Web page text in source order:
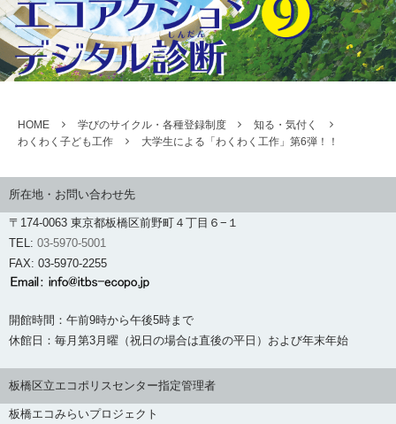
HOME 学びのサイクル・各種登録制度
知る・気付く
わくわく子ども工作
大学生による「わくわく工作」第6弾！！
所在地・お問い合わせ先
〒174-0063 東京都板橋区前野町４丁目６−１
TEL: 03-5970-5001
FAX: 03-5970-2255
開館時間：午前9時から午後5時まで
休館日：毎月第3月曜（祝日の場合は直後の平日）および年末年始
板橋区立エコポリスセンター指定管理者
板橋エコみらいプロジェクト